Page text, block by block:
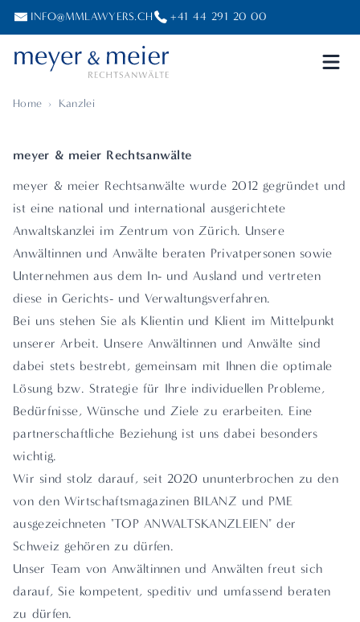
INFO@MMLAWYERS.CH +41 44 291 20 00
Home › Kanzlei
meyer & meier Rechtsanwälte
meyer & meier Rechtsanwälte wurde 2012 gegründet und
ist eine national und international ausgerichtete
Anwaltskanzlei im Zentrum von Zürich. Unsere
Anwältinnen und Anwälte beraten Privatpersonen sowie
Unternehmen aus dem In- und Ausland und vertreten
diese in Gerichts- und Verwaltungsverfahren.
Bei uns stehen Sie als Klientin und Klient im Mittelpunkt
unserer Arbeit. Unsere Anwältinnen und Anwälte sind
dabei stets bestrebt, gemeinsam mit Ihnen die optimale
Lösung bzw. Strategie für Ihre individuellen Probleme,
Bedürfnisse, Wünsche und Ziele zu erarbeiten. Eine
partnerschaftliche Beziehung ist uns dabei besonders
wichtig.
Wir sind stolz darauf, seit 2020 ununterbrochen zu den
von den Wirtschaftsmagazinen BILANZ und PME
ausgezeichneten "TOP ANWALTSKANZLEIEN" der
Schweiz gehören zu dürfen.
Unser Team von Anwältinnen und Anwälten freut sich
darauf, Sie kompetent, speditiv und umfassend beraten
zu dürfen.